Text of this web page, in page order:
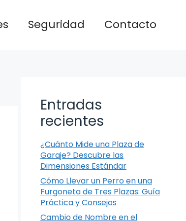
Seguridad Contacto
Entradas
recientes
¿Cuánto Mide una Plaza de
Garaje? Descubre las
Dimensiones Estándar
Cómo Llevar un Perro en una
Furgoneta de Tres Plazas: Guía
Práctica y Consejos
Cambio de Nombre en el